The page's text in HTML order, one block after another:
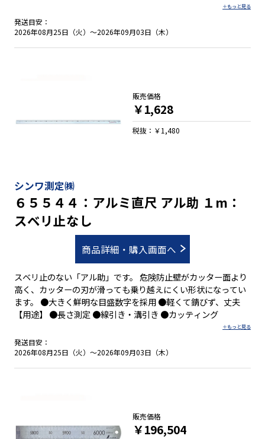
５mmピッチ表示付 ●０点補正移動爪付 ●しっかり握れる優れ
たグリップ性 ●両面目盛 ●落下防止コードが取り付け可能 ●
ベルトクリップとストラップが標準装備
発送目安：
2026年08月25日（火）～2026年09月03日（木）
シンワ測定㈱
６５５４４：アルミ直尺 アル助 １m：
スベリ止なし
商品詳細・購入画面へ
スベリ止のない「アル助」です。 危険防止壁がカッター面より
高く、カッターの刃が滑っても乗り越えにくい形状になってい
ます。 ●大きく鮮明な目盛数字を採用 ●軽くて錆びず、丈夫
【用途】 ●長さ測定 ●線引き・溝引き ●カッティング
発送目安：
2026年08月25日（火）～2026年09月03日（木）
販売価格
￥1,628
税抜：￥1,480
販売価格
￥196,504